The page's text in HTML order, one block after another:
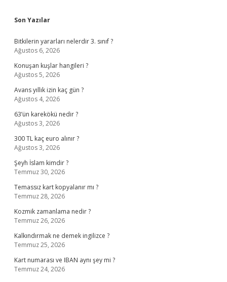
Sidebar
Son Yazılar
Bitkilerin yararları nelerdir 3. sınıf ?
Ağustos 6, 2026
Konuşan kuşlar hangileri ?
Ağustos 5, 2026
Avans yıllık izin kaç gün ?
Ağustos 4, 2026
63’ün karekökü nedir ?
Ağustos 3, 2026
300 TL kaç euro alınır ?
Ağustos 3, 2026
Şeyh İslam kimdir ?
Temmuz 30, 2026
Temassız kart kopyalanır mı ?
Temmuz 28, 2026
Kozmik zamanlama nedir ?
Temmuz 26, 2026
Kalkındırmak ne demek ingilizce ?
Temmuz 25, 2026
Kart numarası ve IBAN aynı şey mi ?
Temmuz 24, 2026